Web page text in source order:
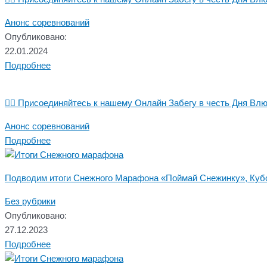
Анонс соревнований
Опубликовано:
22.01.2024
Подробнее
🏃‍♂️ Присоединяйтесь к нашему Онлайн Забегу в честь Дня
Анонс соревнований
Подробнее
Подводим итоги Снежного Марафона «Поймай Снежинку»,
Без рубрики
Опубликовано:
27.12.2023
Подробнее